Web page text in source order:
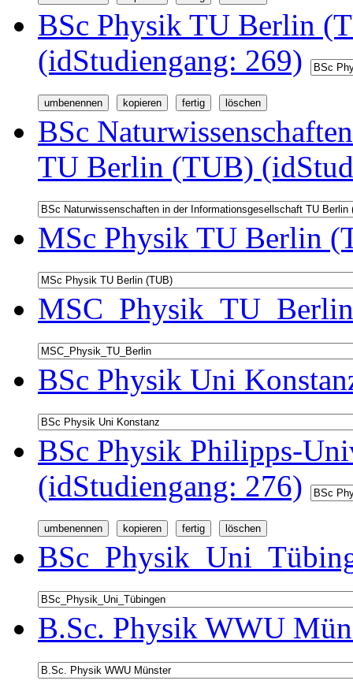
BSc Physik TU Berlin
(idStudiengang: 269)
BSc
TU Berlin (TUB)
MSc Physik TU Berlin
BSc Physik Uni
BSc Physik Philipps-
(idStudiengang: 276)
B.Sc. Physik WWU